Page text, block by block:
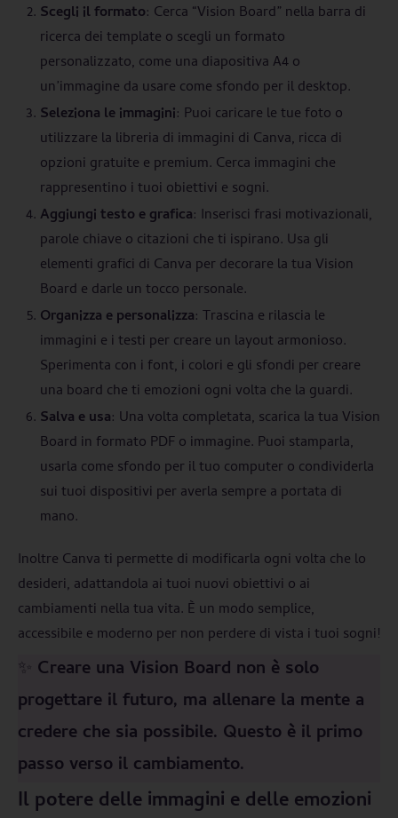
Scegli il formato: Cerca “Vision Board” nella barra di
ricerca dei template o scegli un formato
personalizzato, come una diapositiva A4 o
un’immagine da usare come sfondo per il desktop.
Seleziona le immagini: Puoi caricare le tue foto o
utilizzare la libreria di immagini di Canva, ricca di
opzioni gratuite e premium. Cerca immagini che
rappresentino i tuoi obiettivi e sogni.
Aggiungi testo e grafica: Inserisci frasi motivazionali,
parole chiave o citazioni che ti ispirano. Usa gli
elementi grafici di Canva per decorare la tua Vision
Board e darle un tocco personale.
Organizza e personalizza: Trascina e rilascia le
immagini e i testi per creare un layout armonioso.
Sperimenta con i font, i colori e gli sfondi per creare
una board che ti emozioni ogni volta che la guardi.
Salva e usa: Una volta completata, scarica la tua Vision
Board in formato PDF o immagine. Puoi stamparla,
usarla come sfondo per il tuo computer o condividerla
sui tuoi dispositivi per averla sempre a portata di
mano.
Inoltre Canva ti permette di modificarla ogni volta che lo
desideri, adattandola ai tuoi nuovi obiettivi o ai
cambiamenti nella tua vita. È un modo semplice,
accessibile e moderno per non perdere di vista i tuoi sogni!
✨ Creare una Vision Board non è solo
progettare il futuro, ma allenare la mente a
credere che sia possibile. Questo è il primo
passo verso il cambiamento.
Il potere delle immagini e delle emozioni